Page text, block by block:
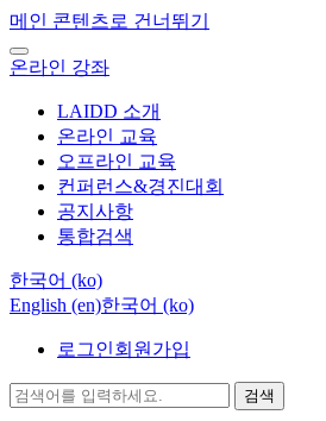
메인 콘텐츠로 건너뛰기
온라인 강좌
LAIDD 소개
온라인 교육
오프라인 교육
컨퍼런스&경진대회
공지사항
통합검색
한국어 ‎(ko)‎
English ‎(en)‎한국어 ‎(ko)‎
로그인회원가입
검색